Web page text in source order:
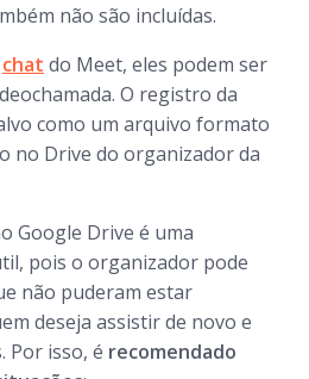
não são incluídas.
chat do Meet, eles podem ser
O registro da
como um arquivo formato
no Drive do organizador da
Google Drive é uma
pois o organizador pode
não puderam estar
deseja assistir de novo e
Por isso, é recomendado